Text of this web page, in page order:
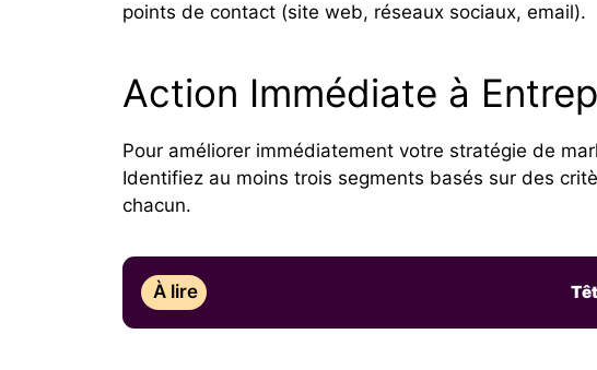
points de contact (site web, réseaux sociaux, email).
Action Immédiate à
Pour améliorer immédiatement votre stratégie de
Identifiez au moins trois segments basés sur des
chacun.
À lire